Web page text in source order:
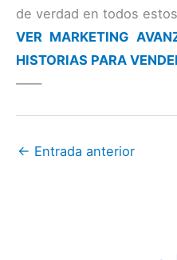
de verdad en todos
VER MARKETING
HISTORIAS PARA
——
← Entrada anterior